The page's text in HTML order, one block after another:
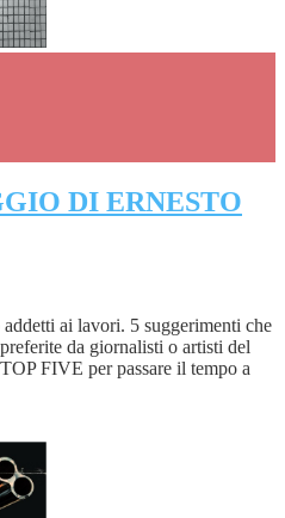
DI ERNESTO
ai lavori. 5 suggerimenti che
da giornalisti o artisti del
FIVE per passare il tempo a